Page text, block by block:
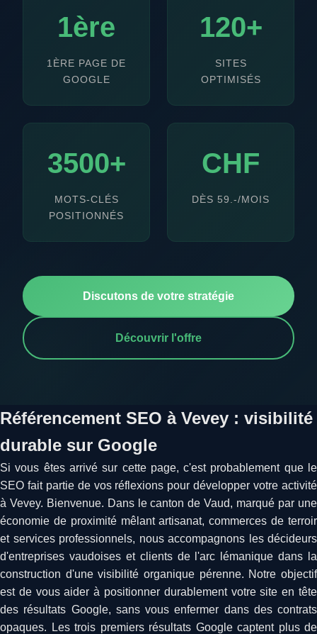
1ère
1ÈRE PAGE DE
GOOGLE
120+
SITES
OPTIMISÉS
3500+
MOTS-CLÉS
POSITIONNÉS
CHF
DÈS 59.-/MOIS
Discutons de votre stratégie
Découvrir l'offre
Référencement SEO à Vevey : visibilité
durable sur Google
Si vous êtes arrivé sur cette page, c'est probablement que le
SEO fait partie de vos réflexions pour développer votre activité
à Vevey. Bienvenue. Dans le canton de Vaud, marqué par une
économie de proximité mêlant artisanat, commerces de terroir
et services professionnels, nous accompagnons les décideurs
d'entreprises vaudoises et clients de l'arc lémanique dans la
construction d'une visibilité organique pérenne. Notre objectif
est de vous aider à positionner durablement votre site en tête
des résultats Google, sans vous enfermer dans des contrats
opaques. Les trois premiers résultats Google captent plus de